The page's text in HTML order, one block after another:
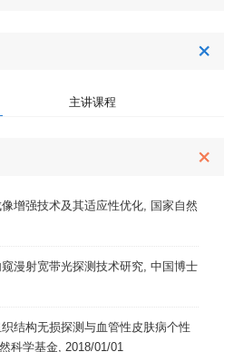
主讲课程
增强技术及其适应性优化, 国家自然
漫射宽带光探测技术研究, 中国博士
结构无损探测与血管性皮肤病个性
科学基金, 2018/01/01